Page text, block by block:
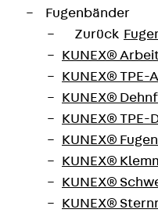
Fugenbänder
Zurück
KUNEX®
KUNEX®
KUNEX®
KUNEX®
KUNEX®
KUNEX®
KUNEX®
KUNEX®
für